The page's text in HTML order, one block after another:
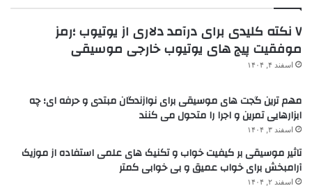
۷ نکته کلیدی برای درآمد دلاری از یوتیوب ؛رمز
موفقیت پیج های یوتیوب خارجی موسیقی
اسفند ۴, ۱۴۰۴
مهم ترین گجت های موسیقی برای نوازندگان مبتدی و حرفه ای؛ چه
ابزارهایی تمرین و اجرا را متحول می کنند
اسفند ۳, ۱۴۰۴
تاثیر موسیقی بر کیفیت خواب و تکنیک های علمی استفاده از موزیک
آرامبخش برای خواب عمیق و بی خوابی کمتر
اسفند ۲, ۱۴۰۴